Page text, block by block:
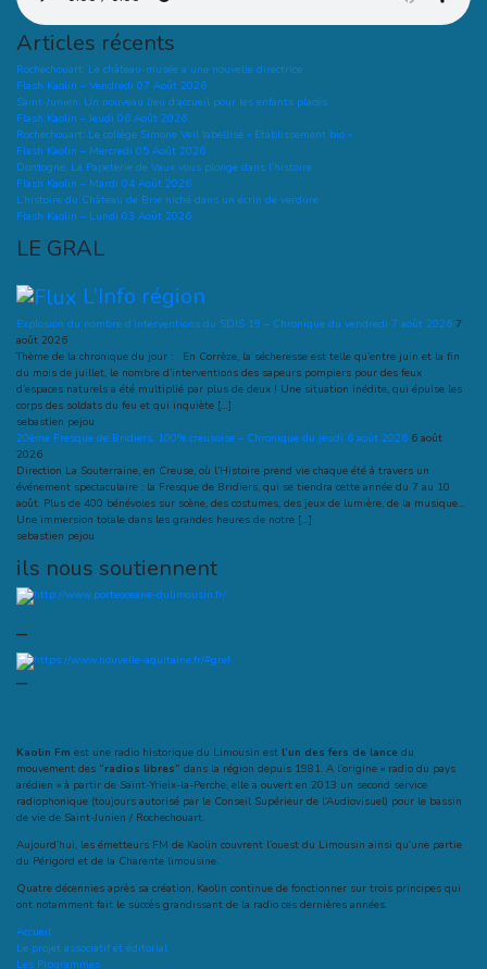
Articles récents
Rochechouart: Le château-musée a une nouvelle directrice
Flash Kaolin – Vendredi 07 Août 2026
Saint-Junien: Un nouveau lieu d’accueil pour les enfants placés
Flash Kaolin – Jeudi 06 Août 2026
Rochechouart: Le collège Simone Veil labellisé « Etablissement bio »
Flash Kaolin – Mercredi 05 Août 2026
Dordogne: La Papeterie de Vaux vous plonge dans l’histoire
Flash Kaolin – Mardi 04 Août 2026
L’histoire du Château de Brie niché dans un écrin de verdure
Flash Kaolin – Lundi 03 Août 2026
LE GRAL
L’Info région
Explosion du nombre d’interventions du SDIS 19 – Chronique du vendredi 7 août 2026 7
août 2026
Thème de la chronique du jour : En Corrèze, la sécheresse est telle qu’entre juin et la fin
du mois de juillet, le nombre d’interventions des sapeurs pompiers pour des feux
d’espaces naturels a été multiplié par plus de deux ! Une situation inédite, qui épuise les
corps des soldats du feu et qui inquiète […]
sebastien pejou
20ème Fresque de Bridiers, 100% creusoise – Chronique du jeudi 6 août 2026 6 août
2026
Direction La Souterraine, en Creuse, où l’Histoire prend vie chaque été à travers un
événement spectaculaire : la Fresque de Bridiers, qui se tiendra cette année du 7 au 10
août. Plus de 400 bénévoles sur scène, des costumes, des jeux de lumière, de la musique…
Une immersion totale dans les grandes heures de notre […]
sebastien pejou
ils nous soutiennent
–
–
Kaolin Fm est une radio historique du Limousin est l’un des fers de lance du
mouvement des “radios libres” dans la région depuis 1981. A l’origine « radio du pays
arédien » à partir de Saint-Yrieix-la-Perche, elle a ouvert en 2013 un second service
radiophonique (toujours autorisé par le Conseil Supérieur de l’Audiovisuel) pour le bassin
de vie de Saint-Junien / Rochechouart.
Aujourd’hui, les émetteurs FM de Kaolin couvrent l’ouest du Limousin ainsi qu’une partie
du Périgord et de la Charente limousine.
Quatre décennies après sa création, Kaolin continue de fonctionner sur trois principes qui
ont notamment fait le succès grandissant de la radio ces dernières années.
Accueil
Le projet associatif et éditorial
Les Programmes